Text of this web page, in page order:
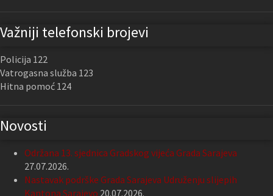
Važniji telefonski brojevi
Policija 122
Vatrogasna služba 123
Hitna pomoć 124
Novosti
Održana 13. sjednica Gradskog vijeća Grada Sarajeva
27.07.2026.
Nastavak podrške Grada Sarajeva Udruženju slijepih
Kantona Sarajevo 20.07.2026.